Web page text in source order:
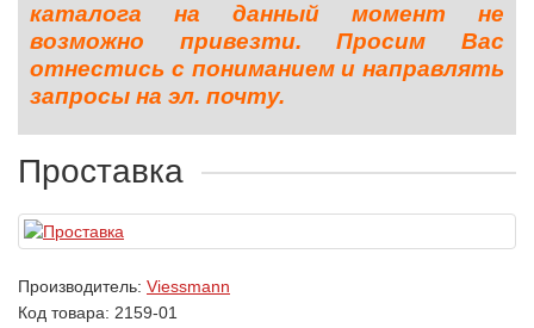
каталога на данный момент не
возможно привезти. Просим Вас
отнестись с пониманием и направлять
запросы на эл. почту.
Проставка
Производитель: Viessmann
Код товара: 2159-01